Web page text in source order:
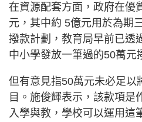
在資源配套方面，政府在優
元，其中約 5億元用於為期
撥款計劃，教育局早前已透
中小學發放一筆過的50萬元
但有意見指50萬元未必足以
目。施俊輝表示，該款項是
入學與教，學校可以運用這